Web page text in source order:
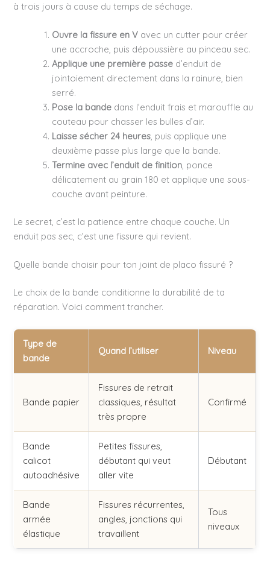
à trois jours à cause du temps de séchage.
Ouvre la fissure en V avec un cutter pour créer
une accroche, puis dépoussière au pinceau sec.
Applique une première passe d’enduit de
jointoiement directement dans la rainure, bien
serré.
Pose la bande dans l’enduit frais et marouffle au
couteau pour chasser les bulles d’air.
Laisse sécher 24 heures, puis applique une
deuxième passe plus large que la bande.
Termine avec l’enduit de finition, ponce
délicatement au grain 180 et applique une sous-
couche avant peinture.
Le secret, c’est la patience entre chaque couche. Un
enduit pas sec, c’est une fissure qui revient.
Quelle bande choisir pour ton joint de placo fissuré ?
Le choix de la bande conditionne la durabilité de ta
réparation. Voici comment trancher.
Type de
bande
Quand l’utiliser Niveau
Bande papier
Fissures de retrait
classiques, résultat
très propre
Confirmé
Bande
calicot
autoadhésive
Petites fissures,
débutant qui veut
aller vite
Débutant
Bande
armée
élastique
Fissures récurrentes,
angles, jonctions qui
travaillent
Tous
niveaux